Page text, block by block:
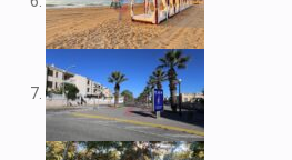
V2061
V2062
V2077
V2088
V2096
V2100
V2104
V2109